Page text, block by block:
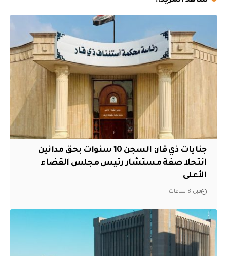
جنايات ذي قار: السجن 10 سنوات بحق مدانين
انتحلا صفة مستشار رئيس مجلس القضاء
الأعلى
قبل 8 ساعات